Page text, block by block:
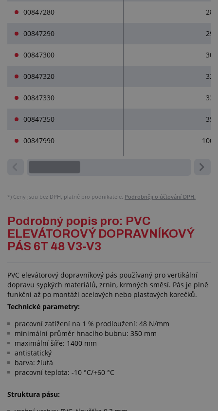
00847280
00847290
00847300
00847320
00847330
00847350
00847990
*) Ceny jsou bez DPH, platné pro podnikatele. Podrobněji o účtování DPH.
Podrobný popis pro: PVC
ELEVÁTOROVÝ DOPRAVNÍKOVÝ
PÁS 6T 48 V3-V3
PVC elevátorový dopravníkový pás používaný pro vertikální
dopravu sypkých materiálů, zrnin, krmných směsí. Pás je plně
funkční až po montáži ocelových nebo plastových korečků.
Technické parametry:
pracovní zatížení na 1 % prodloužení: 48 N/mm
minimální průměr hnacího bubnu: 350 mm
maximální šíře: 1400 mm
antistatický
barva: žlutá
pracovní teplota: -10 °C/+60 °C
Struktura pásu: